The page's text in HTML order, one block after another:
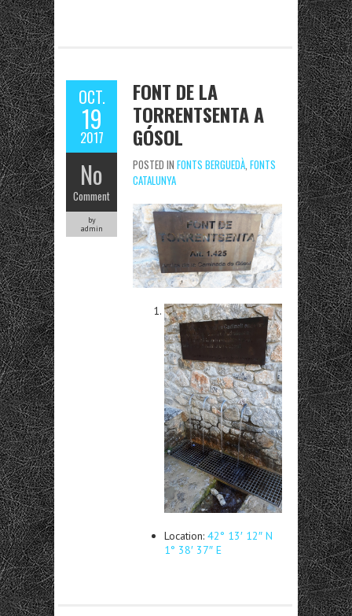
OCT.
19
2017
No
Comment
by
admin
FONT DE LA
TORRENTSENTA A
GÓSOL
POSTED IN FONTS BERGUEDÀ FONTS
CATALUNYA
Location: 42° 13′ 12″ N
1° 38′ 37″ E